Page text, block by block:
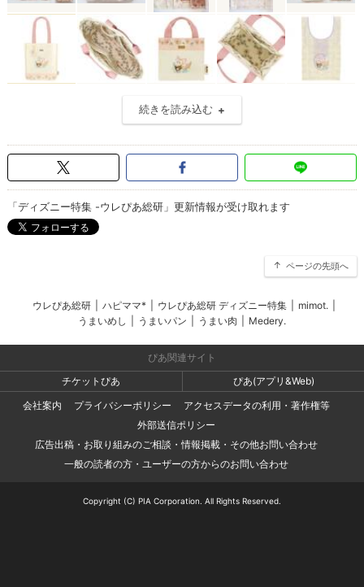
続きを読み込む
「ディズニー特集 -ウレぴあ総研」更新情報が受け取れます
ページの先頭へ
ウレぴあ総研 ハピママ* ウレぴあ総研 ディズニー特集 mimot.
うまいめし
うまいパン うまい肉 Medery.
ぴあ関連サイト
チケットぴあ
ぴあ(アプリ&Web)
会社案内
プライバシーポリシー
アクセスデータの利用・著作権等
外部送信ポリシー
広告出稿・お取り組みのご相談・情報掲載・その他お問い合わせ
一般の読者の方・ユーザーの方からのお問い合わせ
Copyright (C) PIA Corporation. All Rights Reserved.